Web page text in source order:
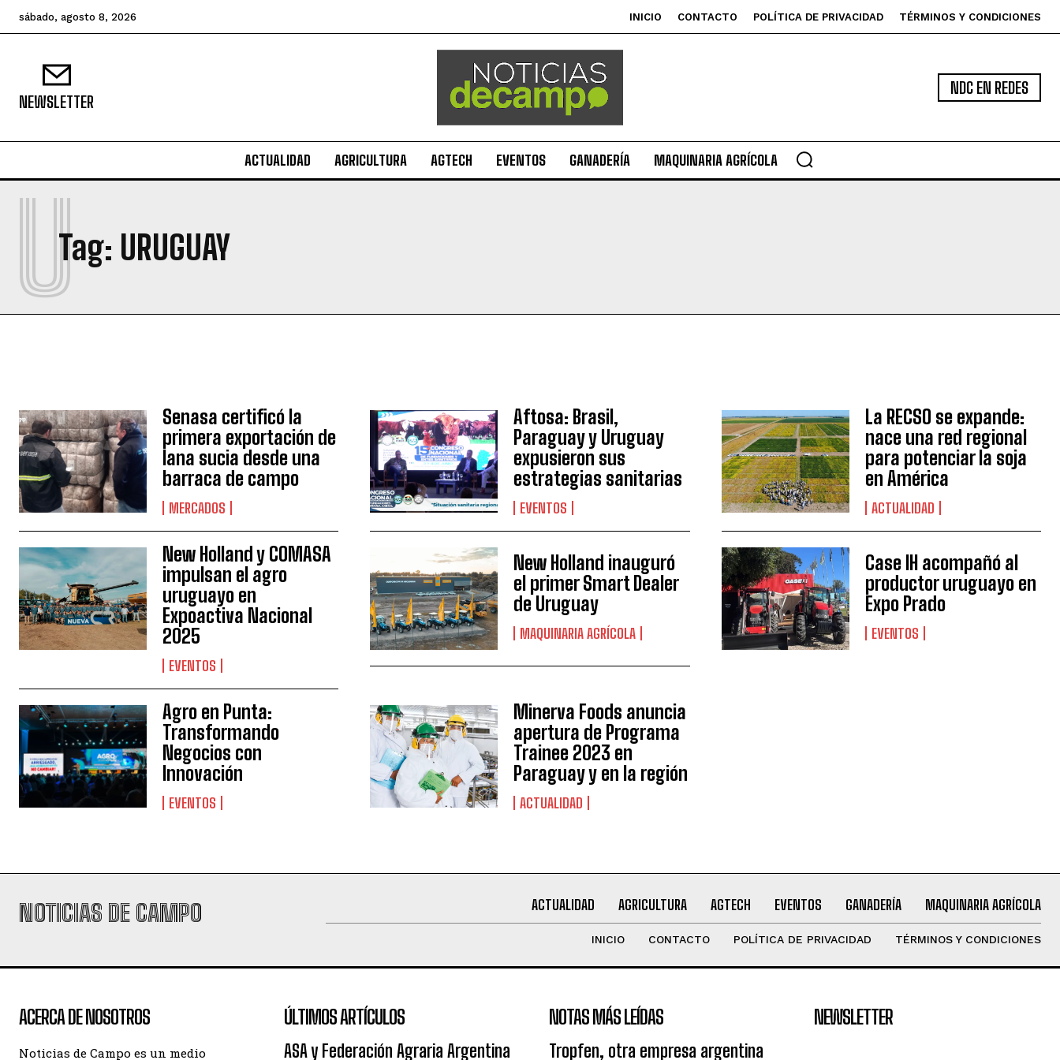
QUIERO SUSCRIBIRME
Leí y acepto laPolítica de Privacidad.
sábado, agosto 8, 2026 INICIO CONTACTO POLÍTICA DE PRIVACIDAD TÉRMINOS Y CONDICIONES
NEWSLETTER
NDC EN REDES
ACTUALIDAD AGRICULTURA AGTECH EVENTOS GANADERÍA MAQUINARIA AGRÍCOLA
Tag: URUGUAY
U
Senasa certificó la
primera exportación de
lana sucia desde una
barraca de campo
MERCADOS
Aftosa: Brasil,
Paraguay y Uruguay
expusieron sus
estrategias sanitarias
EVENTOS
La RECSO se expande:
nace una red regional
para potenciar la soja
en América
ACTUALIDAD
New Holland y COMASA
impulsan el agro
uruguayo en
Expoactiva Nacional
2025
EVENTOS
New Holland inauguró
el primer Smart Dealer
de Uruguay
MAQUINARIA AGRÍCOLA
Case IH acompañó al
productor uruguayo en
Expo Prado
EVENTOS
Agro en Punta:
Transformando
Negocios con
Innovación
EVENTOS
Minerva Foods anuncia
apertura de Programa
Trainee 2023 en
Paraguay y en la región
ACTUALIDAD
NOTICIAS DE CAMPO ACTUALIDAD AGRICULTURA AGTECH EVENTOS GANADERÍA MAQUINARIA AGRÍCOLA
INICIO CONTACTO POLÍTICA DE PRIVACIDAD TÉRMINOS Y CONDICIONES
ACERCA DE NOSOTROS
Noticias de Campo es un medio
ÚLTIMOS ARTÍCULOS
ASA y Federación Agraria Argentina
NOTAS MÁS LEÍDAS
Tropfen, otra empresa argentina
NEWSLETTER